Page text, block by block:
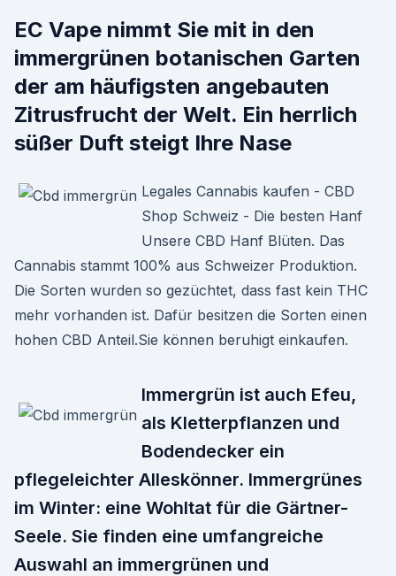
EC Vape nimmt Sie mit in den
immergrünen botanischen Garten
der am häufigsten angebauten
Zitrusfrucht der Welt. Ein herrlich
süßer Duft steigt Ihre Nase
Legales Cannabis kaufen - CBD
Shop Schweiz - Die besten Hanf
Unsere CBD Hanf Blüten. Das
Cannabis stammt 100% aus Schweizer Produktion.
Die Sorten wurden so gezüchtet, dass fast kein THC
mehr vorhanden ist. Dafür besitzen die Sorten einen
hohen CBD Anteil.Sie können beruhigt einkaufen.
Immergrün ist auch Efeu,
als Kletterpflanzen und
Bodendecker ein
pflegeleichter Alleskönner. Immergrünes
im Winter: eine Wohltat für die Gärtner-
Seele. Sie finden eine umfangreiche
Auswahl an immergrünen und